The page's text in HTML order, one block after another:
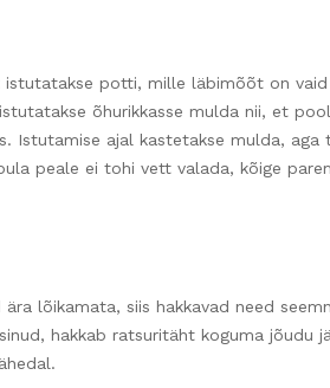
potti, mille läbimõõt on
õhurikkasse mulda nii, et
Istutamise ajal kastetakse mulda, aga
peale ei tohi vett valada, kõige
lõikamata, siis hakkavad need
hakkab ratsuritäht koguma jõudu